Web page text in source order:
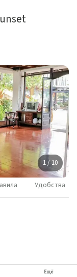
1 / 10
Удобства
Ещё